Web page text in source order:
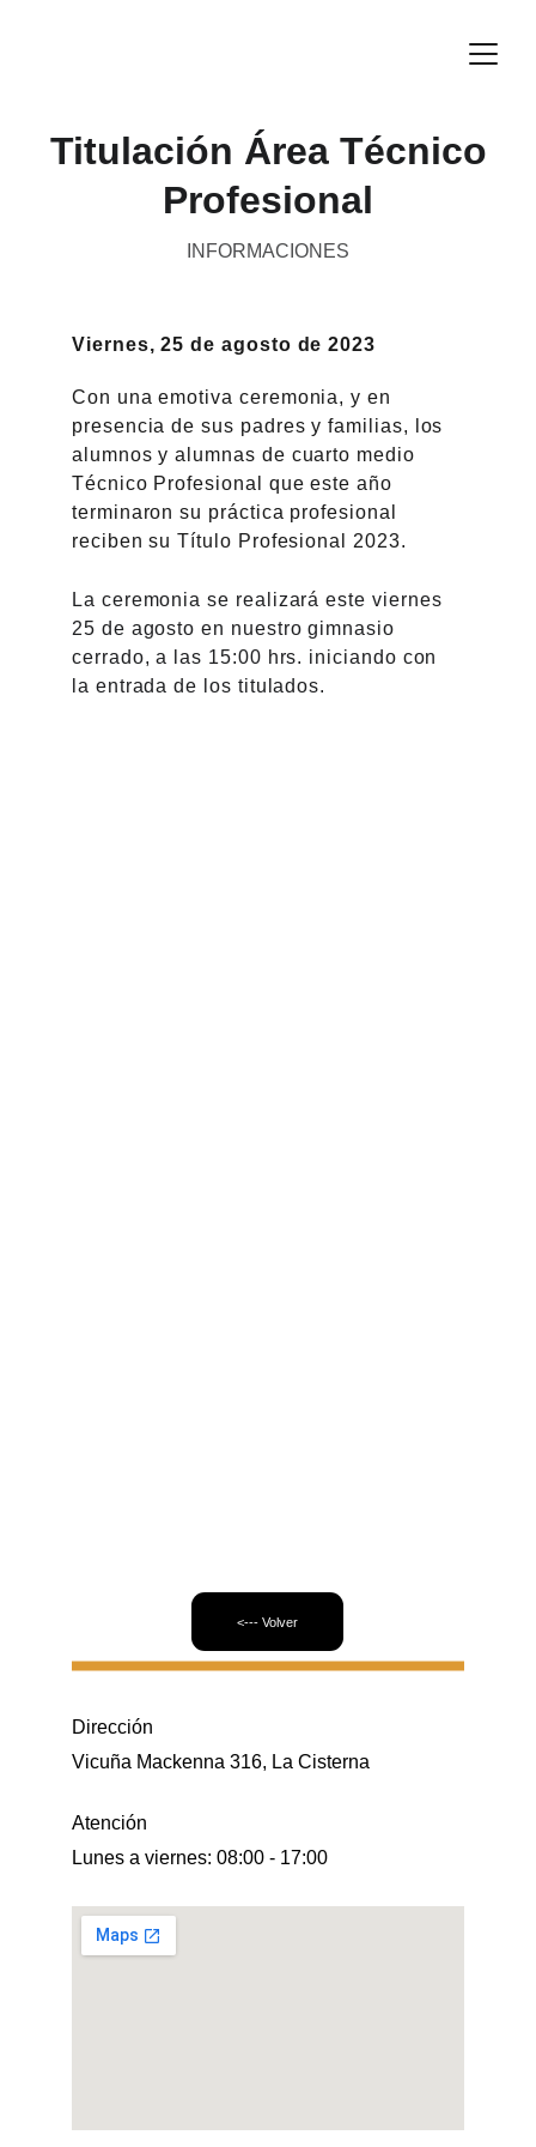
Titulación Área Técnico
Profesional
INFORMACIONES
Viernes, 25 de agosto de 2023
Con una emotiva ceremonia, y en
presencia de sus padres y familias, los
alumnos y alumnas de cuarto medio
Técnico Profesional que este año
terminaron su práctica profesional
reciben su Título Profesional 2023.
La ceremonia se realizará este viernes
25 de agosto en nuestro gimnasio
cerrado, a las 15:00 hrs. iniciando con
la entrada de los titulados.
<--- Volver
Dirección
Vicuña Mackenna 316, La Cisterna
Atención
Lunes a viernes: 08:00 - 17:00